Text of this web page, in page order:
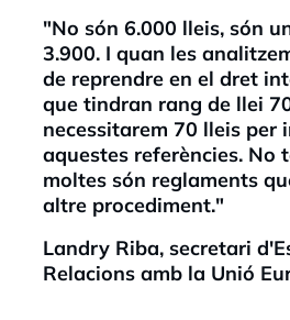
"No són 6.000 lleis, són
3.900. I quan les
de reprendre en el dret
que tindran rang de llei
necessitarem 70 lleis per
aquestes referències. No
moltes són reglaments
altre procediment."
Landry Riba, secretari
Relacions amb la Unió